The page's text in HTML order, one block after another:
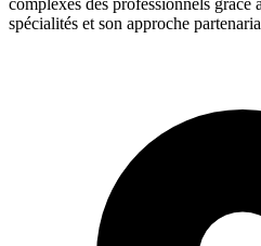
spécialités et son approche